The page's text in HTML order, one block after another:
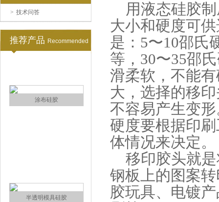
> 技术问答
推荐产品 Recommended
用液态硅胶制
大小和硬度可
是：5〜10邵氏
等，30〜35邵
滑柔软，不能
大，选择的移
不容易产生变
硬度要根据印
体情况来决定。
移印胶头就是
钢板上的图案
胶玩具、电镀